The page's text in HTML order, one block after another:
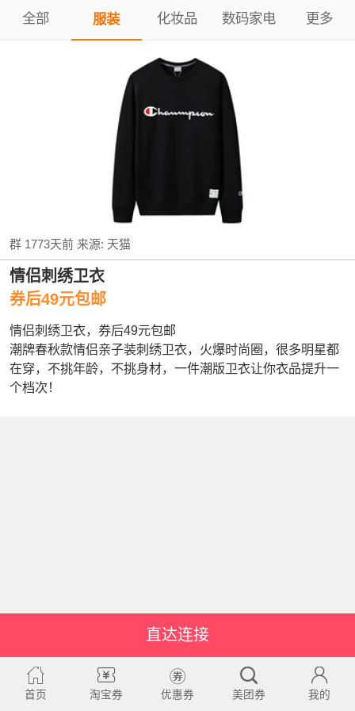
全部 服装 化妆品 数码家电 更多
群 1773天前来源: 天猫
情侣刺绣卫衣
券后49元包邮
情侣刺绣卫衣，券后49元包邮
潮牌春秋款情侣亲子装刺绣卫衣，火爆时尚圈，很多明星都
在穿，不挑年龄，不挑身材，一件潮版卫衣让你衣品提升一
个档次！
直达连接
首页 淘宝券 优惠券 美团券 我的